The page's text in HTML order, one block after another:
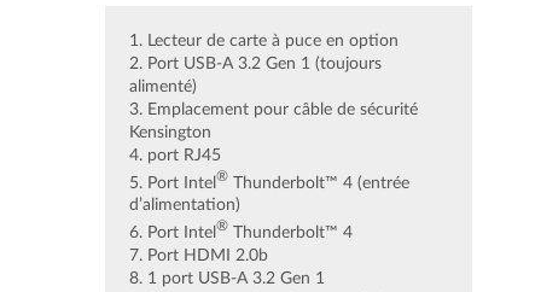
1. Lecteur de carte à puce en option
2. Port USB-A 3.2 Gen 1 (toujours
alimenté)
3. Emplacement pour câble de sécurité
Kensington
4. port RJ45
5. Port Intel® Thunderbolt™ 4 (entrée
d’alimentation)
6. Port Intel ®
Thunderbolt™ 4
7. Port HDMI 2.0b
8. 1 port USB-A 3.2 Gen 1